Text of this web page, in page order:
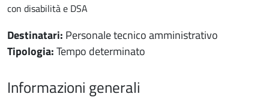
con disabilità e DSA
Destinatari: Personale tecnico amministrativo
Tipologia:Tempo determinato
Informazioni generali
Informazioni generali